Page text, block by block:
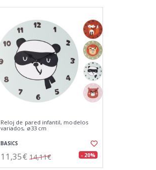
Reloj de pared infantil, modelos
variados, ø33 cm
BASICS
11,35€ 14,11€ - 20%